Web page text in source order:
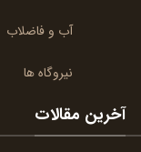
آب و فاضلاب
نیروگاه ها
آخرین مقالات